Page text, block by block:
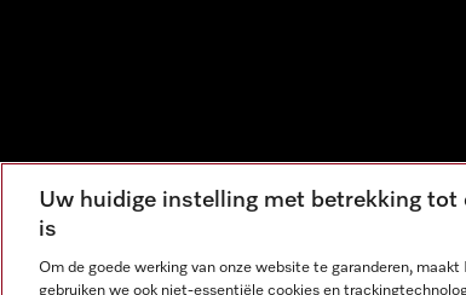
Uw huidige instelling met betrekking
is
Om de goede werking van onze website te garanderen,
gebruiken we ook niet-essentiële cookies en